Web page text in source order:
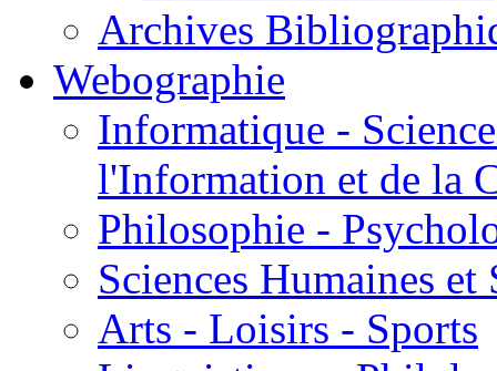
Archives
Webographie
Informatique -
l'Information et de la
Philosophie -
Sciences Humaines et
Arts - Loisirs - Sports